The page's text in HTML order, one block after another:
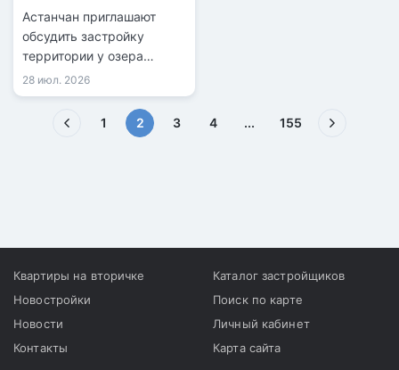
Астанчан приглашают
обсудить застройку
территории у озера
Майбалык.
28 июл. 2026
1 2(текущая)
3 4 ... 155
Квартиры на вторичке
Новостройки
Новости
Контакты
Каталог застройщиков
Поиск по карте
Личный кабинет
Карта сайта